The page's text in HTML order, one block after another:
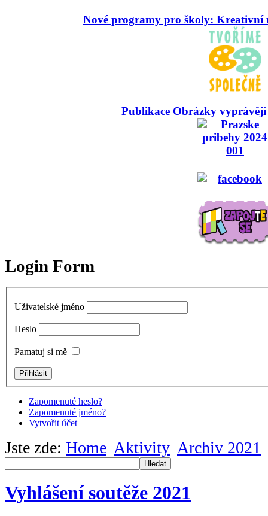
Nové programy pro školy: Kreativní
Publikace Obrázky
Login Form
Uživatelské jméno
Heslo
Pamatuj si mě
Zapomenuté heslo?
Zapomenuté jméno?
Vytvořit účet
Jste zde: Home Aktivity Archiv 2021
Hledat
Vyhlášení soutěže 2021